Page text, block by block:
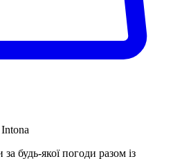
будь-якої погоди разом із